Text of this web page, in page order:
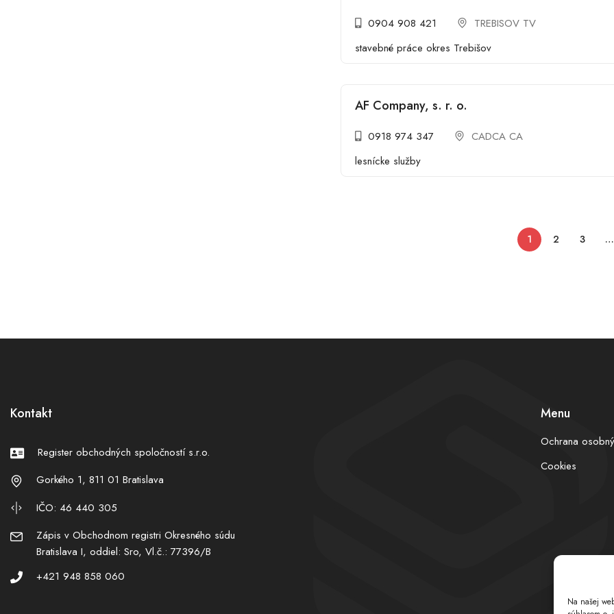
Na našej
0904 908 421
TREBISOV TV
stavebné práce okres Trebišov
AF Company, s. r. o.
0918 974 347
CADCA CA
lesnícke služby
1 2 3 …
Kontakt
Register obchodných spoločností s.r.o.
Gorkého 1, 811 01 Bratislava
IČO: 46 440 305
Zápis v Obchodnom registri Okresného súdu
Bratislava I, oddiel: Sro, Vl.č.: 77396/B
+421 948 858 060
Menu
Ochrana
Cookies